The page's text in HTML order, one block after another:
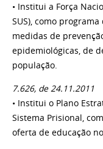
• Institui a Força
SUS), como
medidas de
epidemiológicas, de
população.
7.626, de 24.11.2011
• Institui o Plano
Sistema Prisional,
oferta de educação